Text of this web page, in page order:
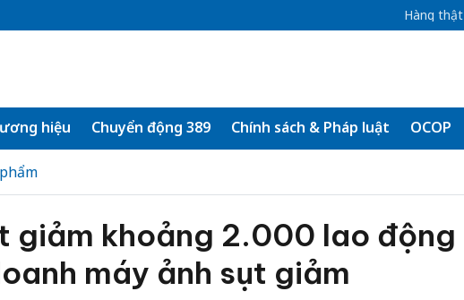
Hàng thật
hiệu Chuyển động 389 Chính sách & Pháp luật OCOP
giảm khoảng 2.000 lao động
máy ảnh sụt giảm